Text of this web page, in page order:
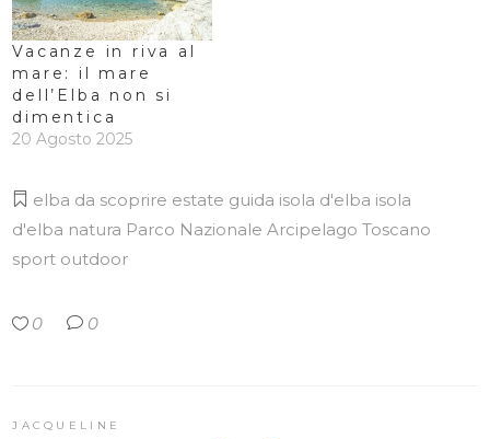
Vacanze in riva al
mare: il mare
dell’Elba non si
dimentica
20 Agosto 2025
elba da scoprire estate guida isola d'elba isola
d'elba natura Parco Nazionale Arcipelago Toscano
sport outdoor
0 0
JACQUELINE